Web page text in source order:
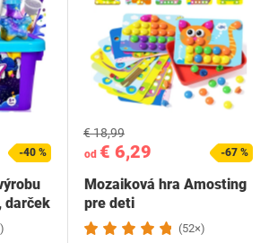
-40 %
darček
od € 6,29
€ 18,99
-67 %
Mozaiková hra Amosting
pre deti
(52×)